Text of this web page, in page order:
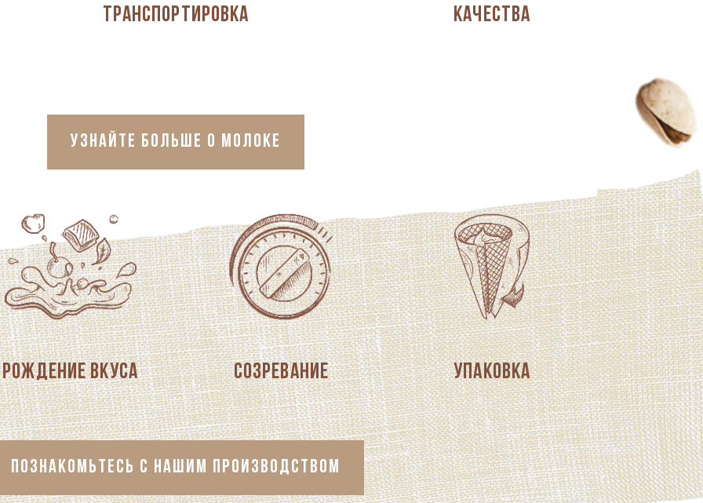
транспортировка
качества
УЗНАЙТЕ БОЛЬШЕ О МОЛОКЕ
Рождение вкуса Созревание Упаковка
ПОЗНАКОМЬТЕСЬ С НАШИМ ПРОИЗВОДСТВОМ